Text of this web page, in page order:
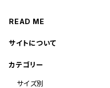
READ ME
サイトについて
カテゴリー
サイズ別